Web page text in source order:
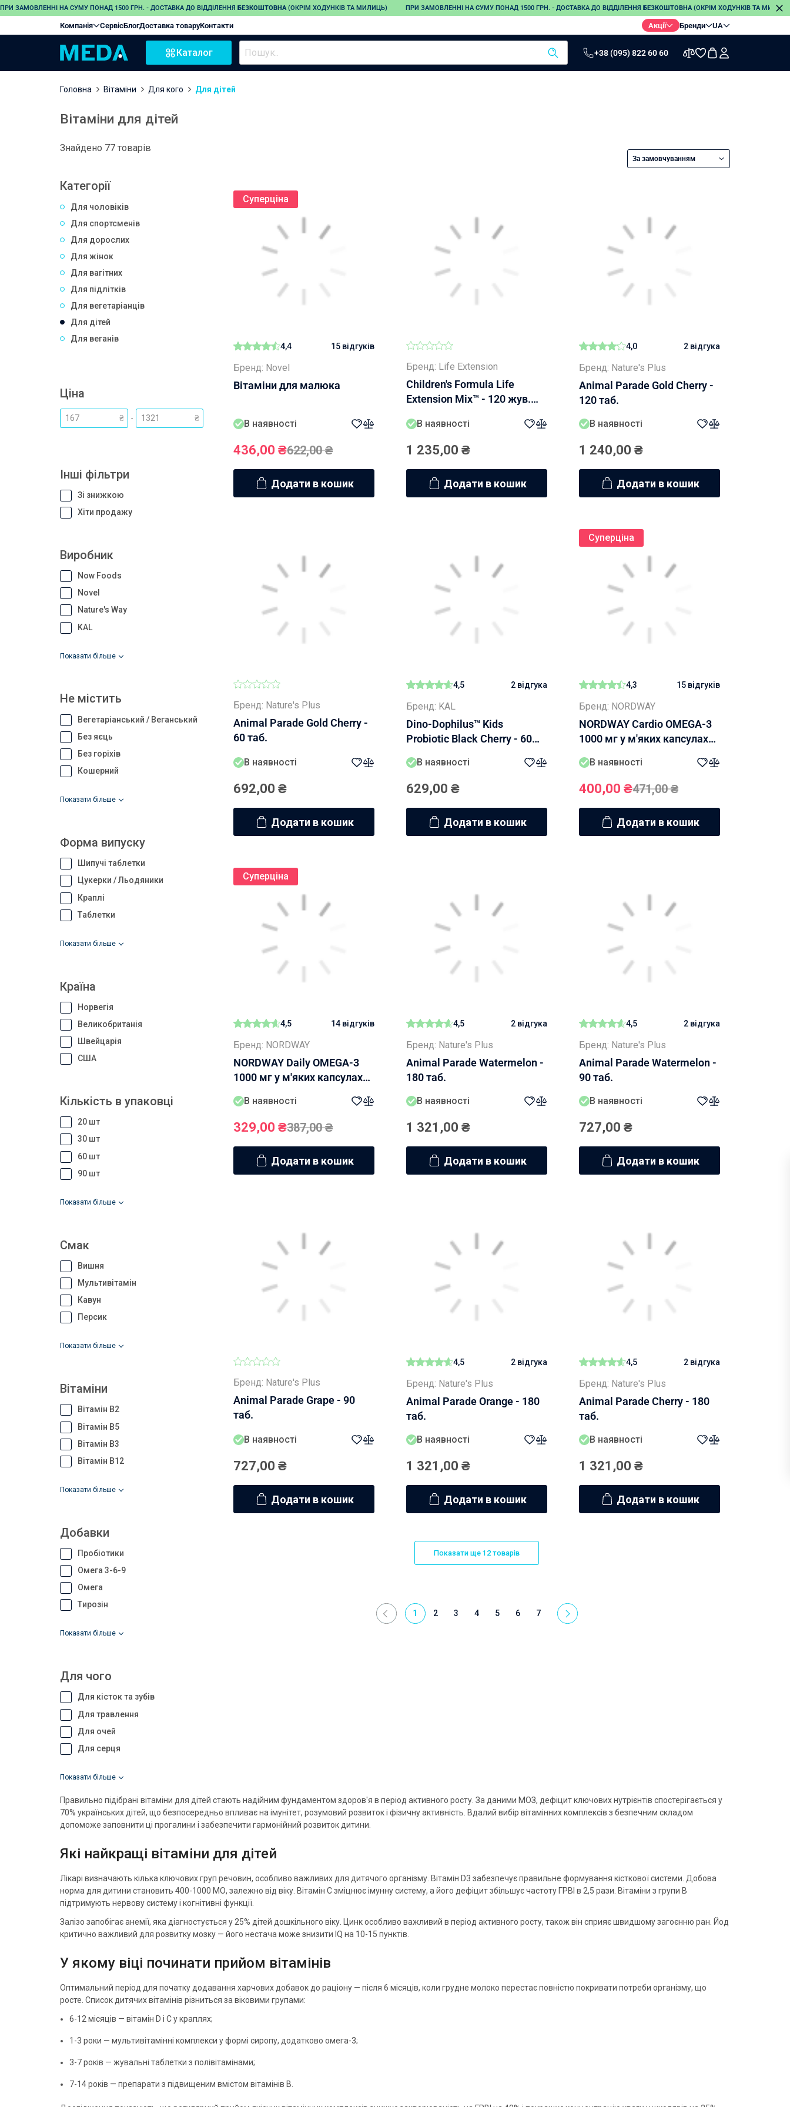
ПРИ ЗАМОВЛЕННІ НА СУМУ ПОНАД 1500 ГРН. - ДОСТАВКА ДО ВІДДІЛЕННЯ БЕЗКОШТОВНА(ОКРІМ ХОДУНКІВ ТА МИЛИЦЬ) ПРИ ЗАМОВЛЕННІ НА СУМУ ПОНАД 1500 ГРН. - ДОСТАВКА ДО ВІДДІЛЕННЯ БЕЗКОШТОВНА(ОКРІМ ХОДУНКІВ ТА
Компанія СервісБлогДоставка товаруКонтакти Акції Бренди UA
Каталог +38 (095) 822 60 60
Механічні тонометри
Запчастини для
тонометрів
Адаптери для
Головна Вітаміни Для кого Для дітей
Вітаміни для дітей
Знайдено 77 товарів
За замовчуванням
Категорії
Для чоловіків
Для спортсменів
Для дорослих
Для жінок
Для вагітних
Для підлітків
Для вегетаріанців
Для дітей
Для веганів
Ціна
-
Інші фільтри
Зі знижкою
Хіти продажу
Виробник
Now Foods
Novel
Nature's Way
KAL
показати більше
Не містить
Вегетаріанський / Веганський
Без яєць
Без горіхів
Кошерний
показати більше
Форма випуску
Шипучі таблетки
Цукерки / Льодяники
Краплі
Таблетки
показати більше
Країна
Норвегія
Великобританія
Швейцарія
США
Кількість в упаковці
20 шт
30 шт
60 шт
90 шт
показати більше
Смак
Вишня
Мультивітамін
Кавун
Персик
показати більше
Вітаміни
Вітамін В2
Вітамін В5
Вітамін В3
Вітамін В12
показати більше
Добавки
Пробіотики
Омега 3-6-9
Омега
Тирозін
показати більше
Для чого
Для кісток та зубів
Для травлення
Для очей
Для серця
показати більше
Суперціна
4,4 15 відгуків
Бренд: Novel
Вітаміни для малюка
В наявності
436,00 ₴622,00₴
Додати в кошик
Бренд: Life Extension
Children's Formula Life
Extension Mix™ - 120 жув.
В наявності
1 235,00 ₴
Додати в кошик
4,0 2 відгука
Бренд: Nature's Plus
Animal Parade Gold Cherry -
120 таб.
В наявності
1 240,00 ₴
Додати в кошик
Бренд: Nature's Plus
Animal Parade Gold Cherry -
60 таб.
В наявності
692,00 ₴
Додати в кошик
4,5 2 відгука
Бренд: KAL
Dino-Dophilus™ Kids
Probiotic Black Cherry - 60
В наявності
629,00 ₴
Додати в кошик
Суперціна
4,3 15 відгуків
Бренд: NORDWAY
NORDWAY Cardio OMEGA-3
1000 мг у м'яких капсулах
В наявності
400,00 ₴471,00₴
Додати в кошик
Суперціна
4,5 14 відгуків
Бренд: NORDWAY
NORDWAY Daily OMEGA-3
1000 мг у м'яких капсулах
В наявності
329,00 ₴387,00₴
Додати в кошик
4,5 2 відгука
Бренд: Nature's Plus
Animal Parade Watermelon -
180 таб.
В наявності
1 321,00 ₴
Додати в кошик
4,5 2 відгука
Бренд: Nature's Plus
Animal Parade Watermelon -
90 таб.
В наявності
727,00 ₴
Додати в кошик
Бренд: Nature's Plus
Animal Parade Grape - 90
таб.
В наявності
727,00 ₴
Додати в кошик
4,5 2 відгука
Бренд: Nature's Plus
Animal Parade Orange - 180
таб.
В наявності
1 321,00 ₴
Додати в кошик
4,5 2 відгука
Бренд: Nature's Plus
Animal Parade Cherry - 180
таб.
В наявності
1 321,00 ₴
Додати в кошик
Показати ще 12 товарів
1 2 3 4 5 6 7
Правильно підібрані вітаміни для дітей стають надійним фундаментом здоров'я в період активного росту. За даними МОЗ, дефіцит ключових нутрієнтів спостерігається у
70% українських дітей, що безпосередньо впливає на імунітет, розумовий розвиток і фізичну активність. Вдалий вибір вітамінних комплексів з безпечним складом
допоможе заповнити ці прогалини і забезпечити гармонійний розвиток дитини.
Які найкращі вітаміни для дітей
Лікарі визначають кілька ключових груп речовин, особливо важливих для дитячого організму. Вітамін D3 забезпечує правильне формування кісткової системи. Добова
норма для дитини становить 400-1000 МО, залежно від віку. Вітамін С зміцнює імунну систему, а його дефіцит збільшує частоту ГРВІ в 2,5 рази. Вітаміни з групи В
підтримують нервову систему і когнітивні функції.
Залізо запобігає анемії, яка діагностується у 25% дітей дошкільного віку. Цинк особливо важливий в період активного росту, також він сприяє швидшому загоєнню ран. Йод
критично важливий для розвитку мозку — його нестача може знизити IQ на 10-15 пунктів.
У якому віці починати прийом вітамінів
Оптимальний період для початку додавання харчових добавок до раціону — після 6 місяців, коли грудне молоко перестає повністю покривати потреби організму, що
росте. Список дитячих вітамінів різниться за віковими групами:
6-12 місяців — вітамін D і С у краплях;
1-3 роки — мультивітамінні комплекси у формі сиропу, додатково омега-3;
3-7 років — жувальні таблетки з полівітамінами;
7-14 років — препарати з підвищеним вмістом вітамінів В.